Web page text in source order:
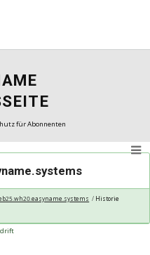
für Abonnenten
Historie
drift